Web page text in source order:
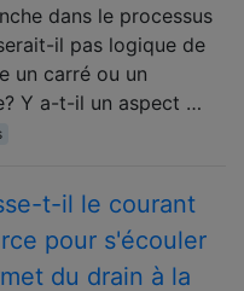
dans le processus
il pas logique de
un carré ou un
Y a-t-il un aspect …
t-il le courant
pour s'écouler
du drain à la